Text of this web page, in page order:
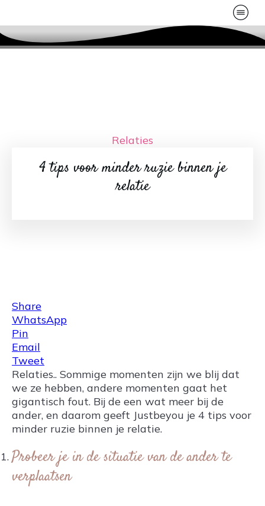
Relaties
4 tips voor minder ruzie binnen je
relatie
Share
WhatsApp
Pin
Email
Tweet
Relaties.. Sommige momenten zijn we blij dat
we ze hebben, andere momenten gaat het
gigantisch fout. Bij de een wat meer bij de
ander, en daarom geeft Justbeyou je 4 tips voor
minder ruzie binnen je relatie.
Probeer je in de situatie van de ander te
verplaatsen